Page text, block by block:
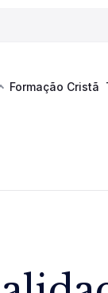
Formação Cristã